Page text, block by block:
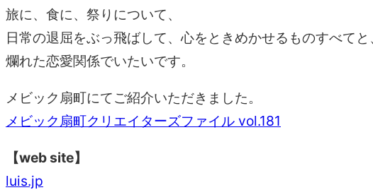
旅に、食に、祭りについて、
日常の退屈をぶっ飛ばして、心をときめかせるものすべてと
爛れた恋愛関係でいたいです。
メビック扇町にてご紹介いただきました。
メビック扇町クリエイターズファイル vol.181
【web site】
luis.jp